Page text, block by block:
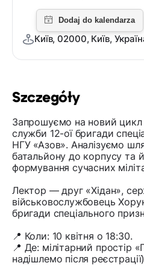
Szczegóły
Запрошуємо на новий цикл
служби 12-ої бригади
НГУ «Азов». Аналізуємо
батальйону до корпусу та
формування сучасних
Лектор — друг «Хідан»,
військовослужбовець
бригади спеціального
📍 Коли: 10 квітня о 18:30.
📍 Де: мілітарний простір
надішлемо після
Київ, 02000, Київ,